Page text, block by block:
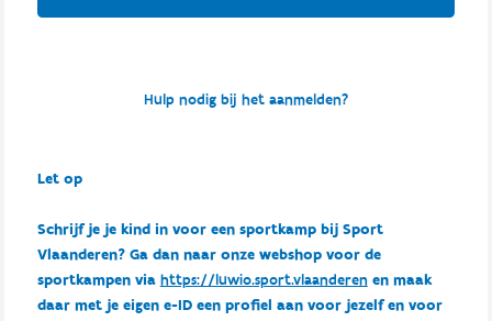
Hulp nodig bij het aanmelden?
Let op
Schrijf je je kind in voor een sportkamp bij Sport
Vlaanderen? Ga dan naar onze webshop voor de
sportkampen via https://luwio.sport.vlaanderenen maak
daar met je eigen e-ID een profiel aan voor jezelf en voor